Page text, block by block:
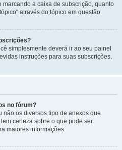
a caixa de subscrição, quanto
através do tópico em questão.
simplesmente deverá ir ao seu painel
instruções para suas subscrições.
no fórum?
os diversos tipo de anexos que
certeza sobre o que pode ser
maiores informações.